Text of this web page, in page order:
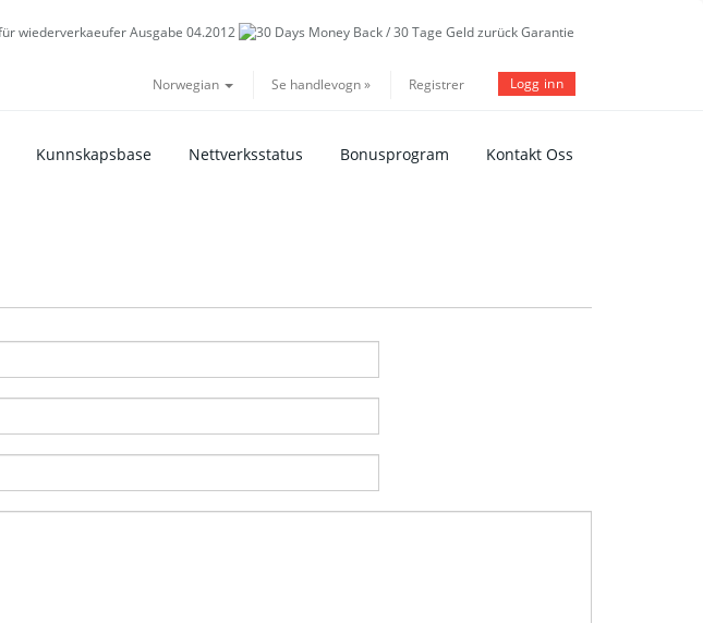
Norwegian Se handlevogn » Registrer Logg inn
Kunnskapsbase Nettverksstatus Bonusprogram Kontakt Oss